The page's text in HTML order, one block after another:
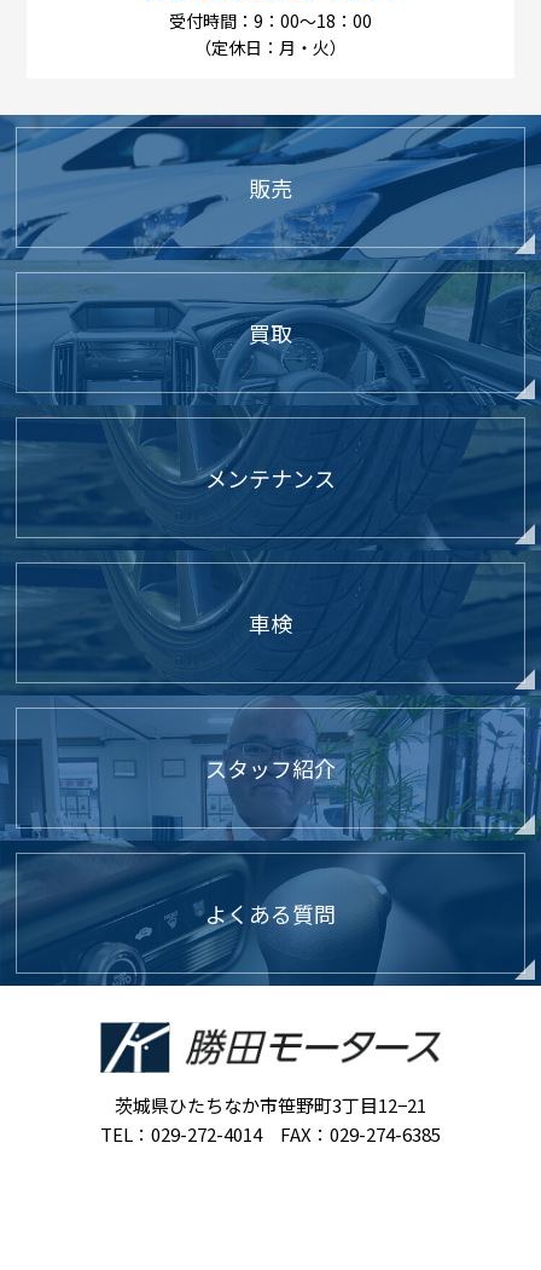
受付時間：9：00～18：00
（定休日：月・火）
販売
買取
メンテナンス
車検
スタッフ紹介
よくある質問
茨城県ひたちなか市笹野町3丁目12−21
TEL：029-272-4014 FAX：029-274-6385